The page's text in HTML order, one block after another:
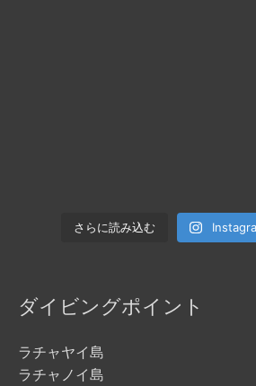
さらに読み込む
ダイビングポイント
ラチャヤイ島
ラチャノイ島